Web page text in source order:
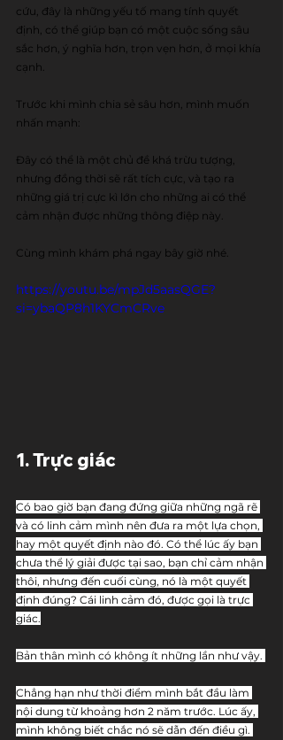
cứu, đây là những yếu tố mang tính quyết
định, có thể giúp bạn có một cuộc sống sâu
sắc hơn, ý nghĩa hơn, trọn vẹn hơn, ở mọi khía
cạnh.
Trước khi mình chia sẻ sâu hơn, mình muốn
nhấn mạnh:
Đây có thể là một chủ đề khá trừu tượng,
nhưng đồng thời sẽ rất tích cực, và tạo ra
những giá trị cực kì lớn cho những ai có thể
cảm nhận được những thông điệp này.
Cùng mình khám phá ngay bây giờ nhé.
https://youtu.be/mpJd5aasQGE?
si=ybaQP8h1KYCmCRve
1. Trực giác
Có bao giờ bạn đang đứng giữa những ngã rẽ
và có linh cảm mình nên đưa ra một lựa chọn,
hay một quyết định nào đó. Có thể lúc ấy bạn
chưa thể lý giải được tại sao, bạn chỉ cảm nhận
thôi, nhưng đến cuối cùng, nó là một quyết
định đúng? Cái linh cảm đó, được gọi là trực
giác.
Bản thân mình có không ít những lần như vậy.
Chẳng hạn như thời điểm mình bắt đầu làm
nội dung từ khoảng hơn 2 năm trước. Lúc ấy,
mình không biết chắc nó sẽ dẫn đến điều gì.